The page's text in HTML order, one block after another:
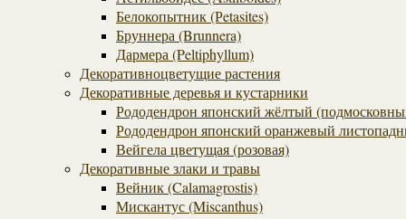
Белокопытник (Рetasites)
Бруннера (Brunnera)
Дармера (Peltiphyllum)
Декоративноцветущие растения
Декоративные деревья и кустарники
Рододендрон японский жёлтый
Рододендрон японский оранжевый
Вейгела цветущая (розовая)
Декоративные злаки и травы
Вейник (Calamagrostis)
Мискантус (Miscanthus)